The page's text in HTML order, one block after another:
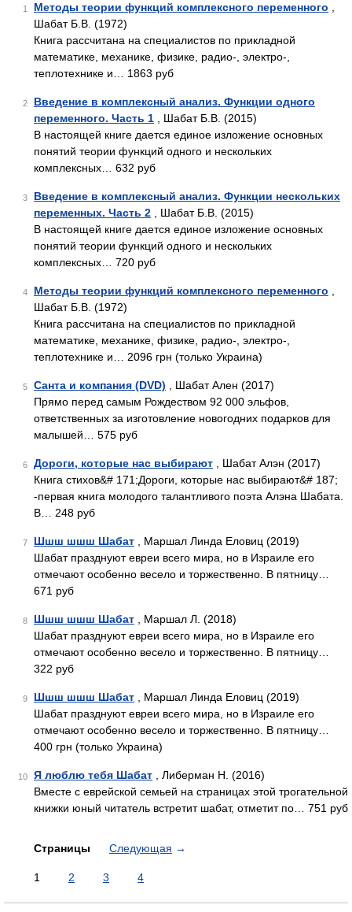
1 Методы теории функций комплексного переменного
Шабат Б.В. (1972)
Книга рассчитана на специалистов по прикладной
математике, механике, физике, радио-, электро-,
теплотехнике и… 1863 руб
2
Введение в комплексный анализ. Функции одного
переменного. Часть 1 , Шабат Б.В. (2015)
В настоящей книге дается единое изложение основных
понятий теории функций одного и нескольких
комплексных… 632 руб
3
Введение в комплексный анализ. Функции нескольких
переменных. Часть 2 , Шабат Б.В. (2015)
В настоящей книге дается единое изложение основных
понятий теории функций одного и нескольких
комплексных… 720 руб
4 Методы теории функций комплексного переменного
Шабат Б.В. (1972)
Книга рассчитана на специалистов по прикладной
математике, механике, физике, радио-, электро-,
теплотехнике и… 2096 грн (только Украина)
5 Санта и компания (DVD) , Шабат Ален (2017)
Прямо перед самым Рождеством 92 000 эльфов,
ответственных за изготовление новогодних подарков для
малышей… 575 руб
6 Дороги, которые нас выбирают , Шабат Алэн (2017)
Книга стихов&# 171;Дороги, которые нас выбирают&# 187;
-первая книга молодого талантливого поэта Алэна Шабата.
В… 248 руб
7 Шшш шшш Шабат , Маршал Линда Еловиц (2019)
Шабат празднуют евреи всего мира, но в Израиле его
отмечают особенно весело и торжественно. В пятницу…
671 руб
8 Шшш шшш Шабат , Маршал Л. (2018)
Шабат празднуют евреи всего мира, но в Израиле его
отмечают особенно весело и торжественно. В пятницу…
322 руб
9 Шшш шшш Шабат , Маршал Линда Еловиц (2019)
Шабат празднуют евреи всего мира, но в Израиле его
отмечают особенно весело и торжественно. В пятницу…
400 грн (только Украина)
10 Я люблю тебя Шабат , Либерман Н. (2016)
Вместе с еврейской семьей на страницах этой трогательной
книжки юный читатель встретит шабат, отметит по… 751 руб
Страницы Следующая →
1 2 3 4